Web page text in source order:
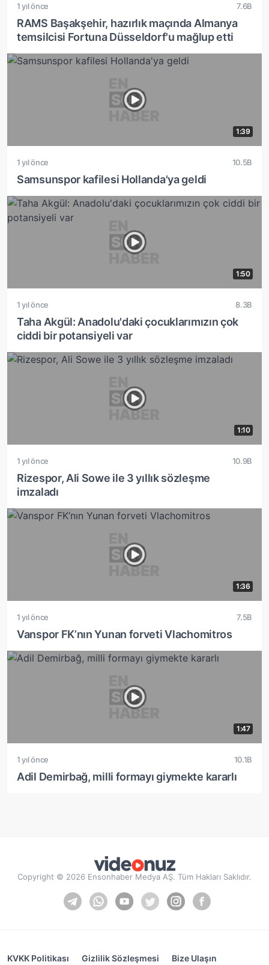
1 yıl önce 7.6B
RAMS Başakşehir, hazırlık maçında Almanya
temsilcisi Fortuna Düsseldorf'u mağlup etti
1:39
1 yıl önce 10.5B
Samsunspor kafilesi Hollanda'ya geldi
1:50
1 yıl önce 8.3B
Taha Akgül: Anadolu'daki çocuklarımızın çok
ciddi bir potansiyeli var
1:10
1 yıl önce 10.9B
Rizespor, Ali Sowe ile 3 yıllık sözleşme
imzaladı
1:36
1 yıl önce 7.5B
Vanspor FK’nın Yunan forveti Vlachomitros
1:47
1 yıl önce 10.1B
Adil Demirbağ, milli formayı giymekte kararlı
Copyright © 2026 Ensonhaber Medya AŞ. Tüm Hakları Saklıdır.
KVKK Politikası Gizlilik Sözleşmesi Bize Ulaşın